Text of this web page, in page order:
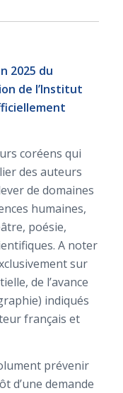
2025 du
de l’Institut
coréens qui
des auteurs
de domaines
humaines,
poésie,
A noter
sur
de l’avance
indiqués
français et
prévenir
d’une demande